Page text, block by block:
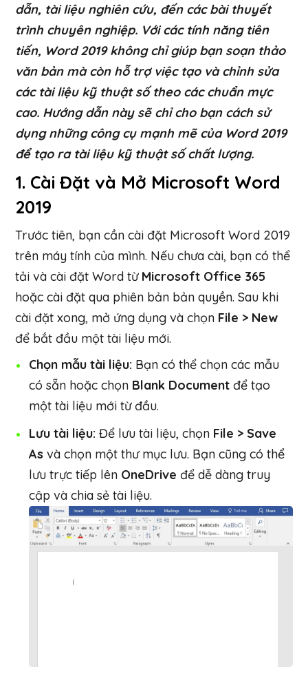
dẫn, tài liệu nghiên cứu, đến các bài thuyết
trình chuyên nghiệp. Với các tính năng tiên
tiến, Word 2019 không chỉ giúp bạn soạn thảo
văn bản mà còn hỗ trợ việc tạo và chỉnh sửa
các tài liệu kỹ thuật số theo các chuẩn mực
cao. Hướng dẫn này sẽ chỉ cho bạn cách sử
dụng những công cụ mạnh mẽ của Word 2019
để tạo ra tài liệu kỹ thuật số chất lượng.
1. Cài Đặt và Mở Microsoft Word
2019
Trước tiên, bạn cần cài đặt Microsoft Word 2019
trên máy tính của mình. Nếu chưa cài, bạn có thể
tải và cài đặt Word từ Microsoft Office 365
hoặc cài đặt qua phiên bản bản quyền. Sau khi
cài đặt xong, mở ứng dụng và chọn File > New
để bắt đầu một tài liệu mới.
Chọn mẫu tài liệu: Bạn có thể chọn các mẫu
có sẵn hoặc chọn Blank Document để tạo
một tài liệu mới từ đầu.
Lưu tài liệu: Để lưu tài liệu, chọn File > Save
As và chọn một thư mục lưu. Bạn cũng có thể
lưu trực tiếp lên OneDrive để dễ dàng truy
cập và chia sẻ tài liệu.